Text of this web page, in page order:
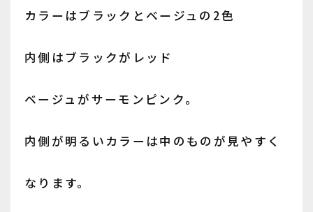
カラーはブラックとベージュの2色
内側はブラックがレッド
ベージュがサーモンピンク。
内側が明るいカラーは中のものが見やすく
なります。